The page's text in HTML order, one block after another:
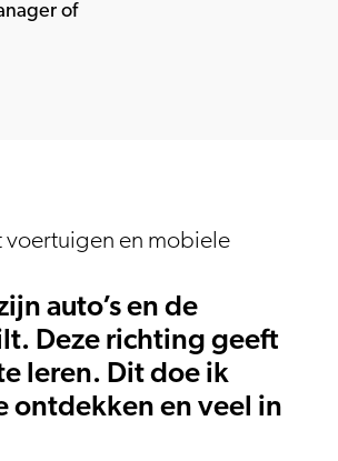
of
voertuigen en mobiele
auto’s en de
Deze richting geeft
leren. Dit doe ik
ontdekken en veel in